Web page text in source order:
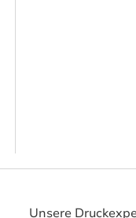
Unsere